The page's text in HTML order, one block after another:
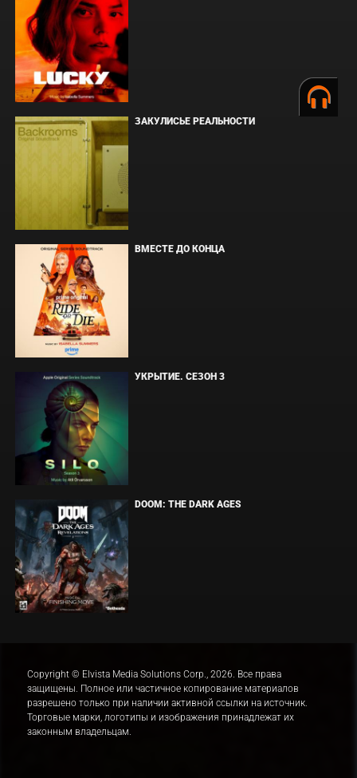
ЗАКУЛИСЬЕ РЕАЛЬНОСТИ
ВМЕСТЕ ДО КОНЦА
УКРЫТИЕ. СЕЗОН 3
DOOM: THE DARK AGES
Copyright © Elvista Media Solutions Corp., 2026. Все права
защищены. Полное или частичное копирование материалов
разрешено только при наличии активной ссылки на источник.
Торговые марки, логотипы и изображения принадлежат их
законным владельцам.